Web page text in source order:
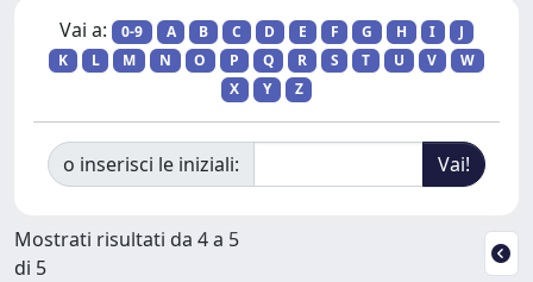
Vai a: 0-9 A B C D E F G H I
J
K
L M N O P Q R S T U V
W
X
Y Z
o inserisci le iniziali:
Mostrati risultati da 4 a 5
di 5